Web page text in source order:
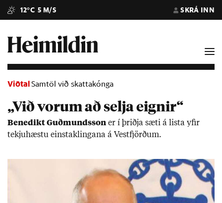
12°C 5 M/S SKRÁ INN
ViðtalSamtöl við skattakónga
„Við vorum að selja eignir“
Bene­dikt Guð­munds­son er í þriðja sæti á lista yf­ir
tekju­hæstu ein­stak­ling­ana á Vest­fjörð­um.